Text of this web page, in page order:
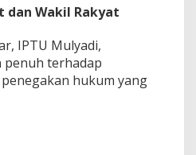
dan Wakil Rakyat
IPTU Mulyadi,
penuh terhadap
hukum yang